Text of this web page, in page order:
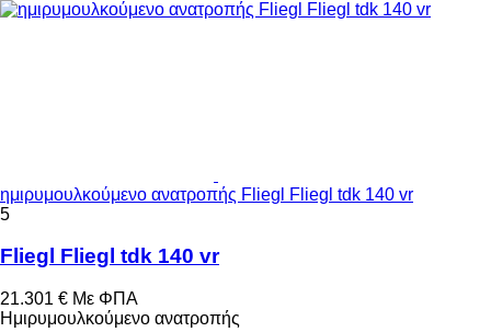
ημιρυμουλκούμενο ανατροπής Fliegl Fliegl tdk 140 vr
5
Fliegl Fliegl tdk 140 vr
21.301 € Με ΦΠΑ
Ημιρυμουλκούμενο ανατροπής